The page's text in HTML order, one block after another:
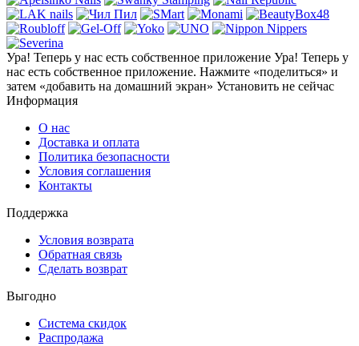
Ура! Теперь у нас есть собственное приложение Ура! Теперь у
нас есть собственное приложение. Нажмите «поделиться» и
затем «добавить на домашний экран» Установить не сейчас
Информация
О нас
Доставка и оплата
Политика безопасности
Условия соглашения
Контакты
Поддержка
Условия возврата
Обратная связь
Сделать возврат
Выгодно
Система скидок
Распродажа